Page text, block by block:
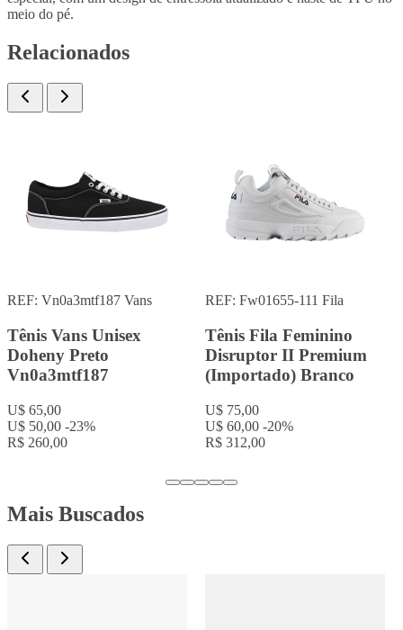
meio do pé.
Relacionados
REF: 5fm00105-013Fila
Tênis Fila Feminino
Disruptor II Premium
(Importado)
U$ 75,00
U$ 64,00-15%
REF: 5vf80170-100Fila
Tênis Fila Feminino
Disruptor II Premium
(Importado) Branco
U$ 75,00
U$ 64,00 -15%
R$ 332,80
Mais Buscados